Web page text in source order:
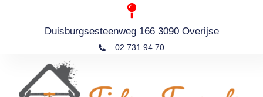
Duisburgsesteenweg 166 3090 Overijse
02 731 94 70